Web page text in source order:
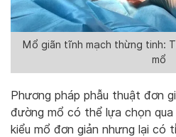
Mổ giãn tĩnh mạch thừng tinh:
mổ
Phương pháp phẫu thuật đơn
đường mổ có thể lựa chọn
kiểu mổ đơn giản nhưng lại